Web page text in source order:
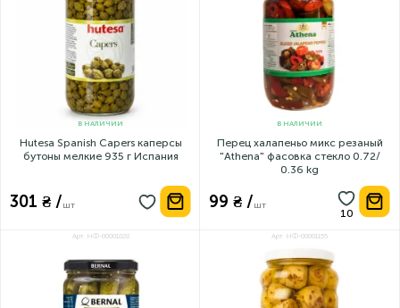
В НАЛИЧИИ
Hutesa Spanish Capers каперсы
бутоны мелкие 935 г Испания
301 ₴ /шт
В НАЛИЧИИ
Перец халапеньо микс резаный
"Athena" фасовка стекло 0.72/
0.36 kg
99 ₴ /шт
Арт: НФ-00001828 Арт: НФ-00001155